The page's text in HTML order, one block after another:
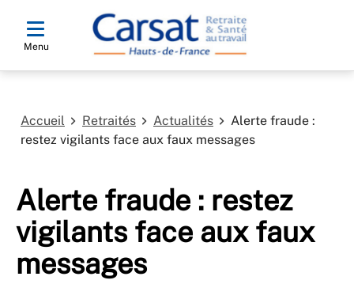
Menu
Accueil Retraités Actualités
Alerte fraude :
restez vigilants face aux faux messages
Alerte fraude : restez
vigilants face aux faux
messages